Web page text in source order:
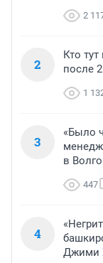
2
2
Кто
после
1
3
«Было
в
447
4
Джими